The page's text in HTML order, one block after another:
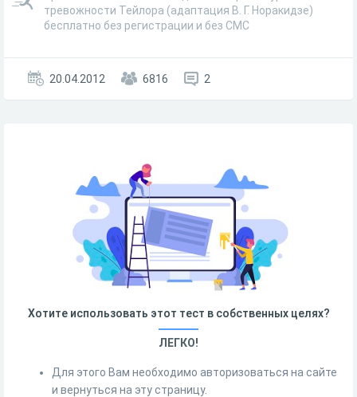
тревожности Тейлора (адаптация В. Г. Норакидзе)
бесплатно без регистрации и без СМС
20.04.2012 6816 2
Хотите использовать этот тест в собственных целях?
ЛЕГКО!
Для этого Вам необходимо авторизоваться на сайте
и вернуться на эту страницу.